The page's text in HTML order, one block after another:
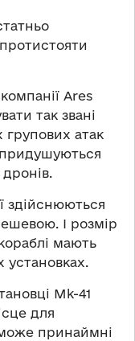
Ares
так звані
групових атак
здійснюються
І розмір
мають
Mk-41
для
принаймні